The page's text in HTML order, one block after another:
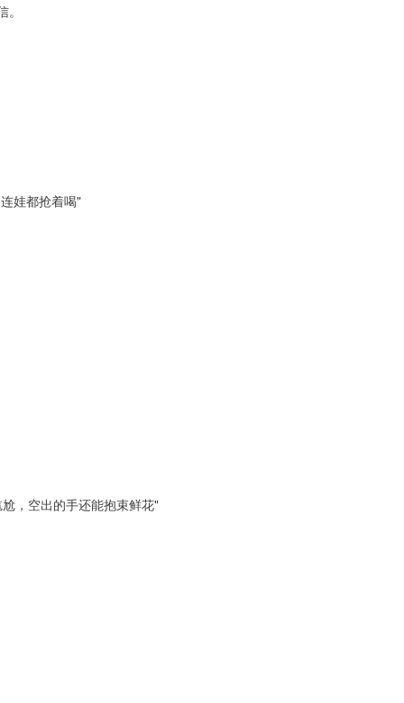
娃都抢着喝"
，空出的手还能抱束鲜花"